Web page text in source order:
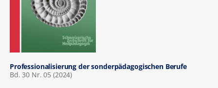
Professionalisierung der sonderpädagogischen Berufe
Bd. 30 Nr. 05 (2024)